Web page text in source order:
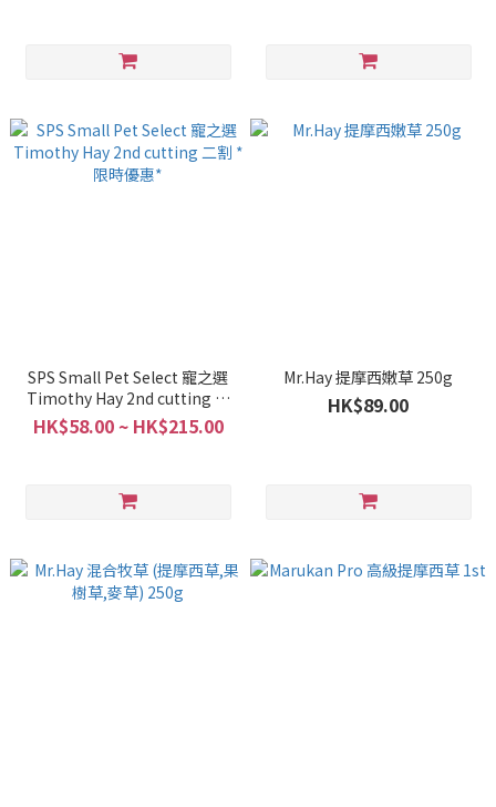
SPS Small Pet Select 寵之選
Timothy Hay 2nd cutting 二
割 *限時優惠*
HK$58.00 ~ HK$215.00
Mr.Hay 提摩西嫩草 250g
HK$89.00